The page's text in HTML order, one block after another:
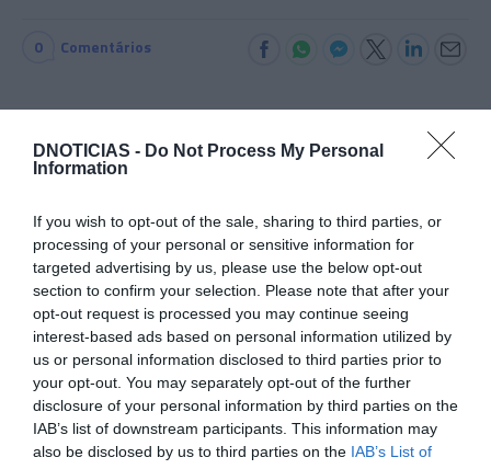
DNOTICIAS - Do Not Process My Personal
Information
If you wish to opt-out of the sale, sharing to third parties, or
processing of your personal or sensitive information for
targeted advertising by us, please use the below opt-out
section to confirm your selection. Please note that after your
opt-out request is processed you may continue seeing
interest-based ads based on personal information utilized by
us or personal information disclosed to third parties prior to
your opt-out. You may separately opt-out of the further
disclosure of your personal information by third parties on the
IAB’s list of downstream participants. This information may
also be disclosed by us to third parties on the IAB’s List of
0 Comentários
Últimas
CRISTIANO RONALDO
“Muda o corpo de todas as mulheres”
PRODUTOS E MARCAS
Conheça a programação de fim-de-semana dos hotéis
da colecção Savoy Signature
PRODUTOS E MARCAS
DHRT celebra dois anos com evento que junta música,